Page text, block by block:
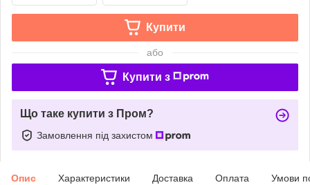
Купити
або
Купити з
Що таке купити з Пром?
Замовлення під захистом
Опис Характеристики Доставка Оплата Умови